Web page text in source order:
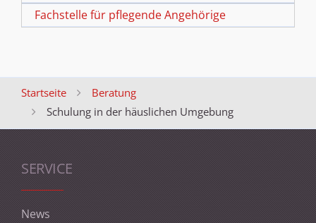
Fachstelle für pflegende Angehörige
Startseite
Beratung
Schulung in der häuslichen Umgebung
SERVICE
News